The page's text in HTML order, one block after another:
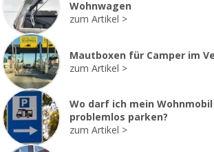
Wohnwagen
zum Artikel
Mautboxen für Camper im
zum Artikel
Wo darf ich mein
problemlos parken?
zum Artikel